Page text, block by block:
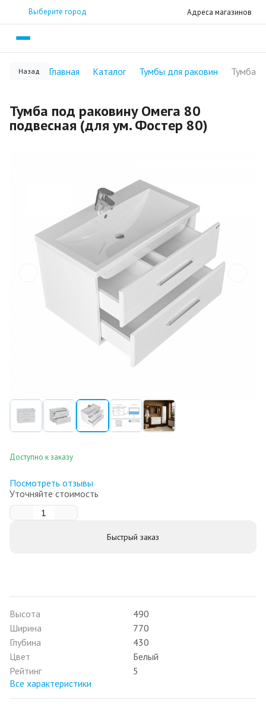
Выберите город Адреса магазинов
Назад Главная Каталог Тумбы для раковин
Тумба под раковину Омега 80
подвесная (для ум. Фостер 80)
Доступно к заказу
Посмотреть отзывы
Уточняйте стоимость
Быстрый заказ
Высота
490
Ширина
770
Глубина
430
Цвет
Белый
Рейтинг
5
Все характеристики